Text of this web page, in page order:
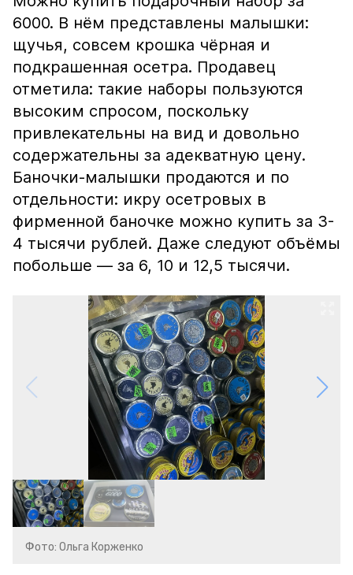
6000. В нём представлены малышки:
щучья, совсем крошка чёрная и
подкрашенная осетра. Продавец
отметила: такие наборы пользуются
высоким спросом, поскольку
привлекательны на вид и довольно
содержательны за адекватную цену.
Баночки-малышки продаются и по
отдельности: икру осетровых в
фирменной баночке можно купить за 3-
4 тысячи рублей. Даже следуют объёмы
побольше — за 6, 10 и 12,5 тысячи.
Фото: Ольга Корженко